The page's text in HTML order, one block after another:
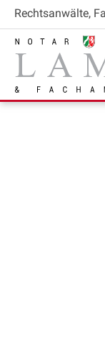
Rechtsanwälte,